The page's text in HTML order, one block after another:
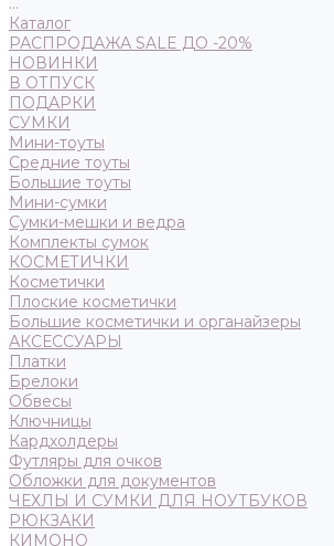
Каталог
РАСПРОДАЖА SALE ДО -20%
НОВИНКИ
В ОТПУСК
ПОДАРКИ
СУМКИ
Мини-тоуты
Средние тоуты
Большие тоуты
Мини-сумки
Сумки-мешки и ведра
Комплекты сумок
КОСМЕТИЧКИ
Косметички
Плоские косметички
Большие косметички и органайзеры
АКСЕССУАРЫ
Платки
Брелоки
Обвесы
Ключницы
Кардхолдеры
Футляры для очков
Обложки для документов
ЧЕХЛЫ И СУМКИ ДЛЯ НОУТБУКОВ
РЮКЗАКИ
КИМОНО